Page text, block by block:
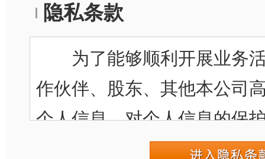
隐私条款
为了能够顺利开展业务活
作伙伴、股东、其他本公司
个人信息。对个人信息的保
要的责任和义务，为履行这